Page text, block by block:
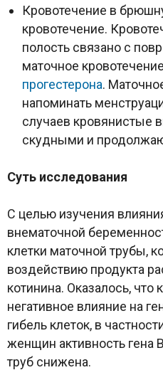
Кровотечение в
кровотечение.
полость связано с
маточное
прогестерона.
напоминать
случаев кровянистые
скудными и
Суть исследования
С целью изучения
внематочной
клетки маточной трубы,
воздействию продукта
котинина. Оказалось, что
негативное влияние на
гибель клеток, в
женщин активность гена
труб снижена.